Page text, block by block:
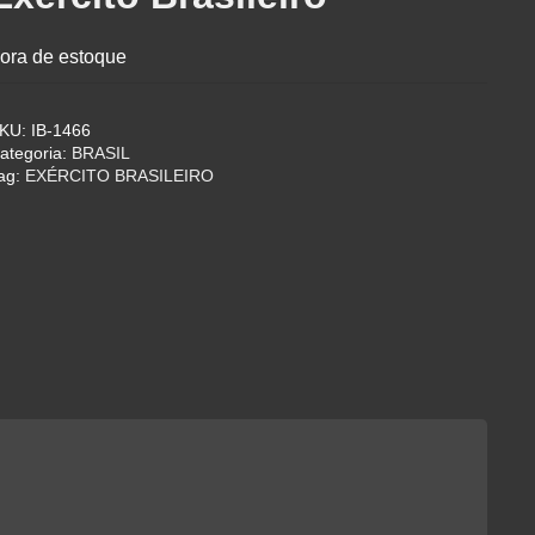
de estoque
IB-1466
BRASIL
EXÉRCITO BRASILEIRO